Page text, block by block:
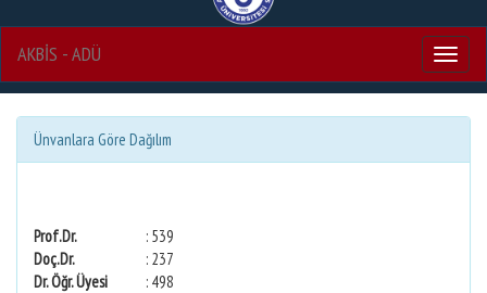
Menu
AKBİS - ADÜ
Ünvanlara Göre Dağılım
Prof.Dr.
: 539
Doç.Dr.
: 237
Dr. Öğr. Üyesi
: 498